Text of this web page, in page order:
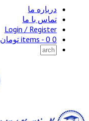
درباره ما
تماس با ما
Login / Register
0 items -
0 تومان